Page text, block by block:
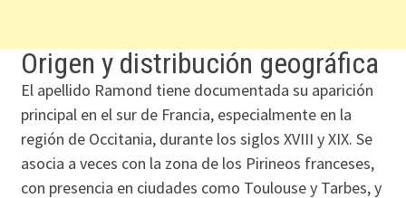
Origen y distribución geográfica
El apellido Ramond tiene documentada su aparición
principal en el sur de Francia, especialmente en la
región de Occitania, durante los siglos XVIII y XIX. Se
asocia a veces con la zona de los Pirineos franceses,
con presencia en ciudades como Toulouse y Tarbes, y